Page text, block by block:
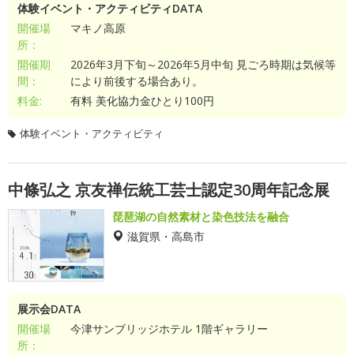
体験イベント・アクティビティDATA
開催場
所：
マキノ高原
開催期
間：
2026年3月下旬～2026年5月中旬 見ごろ時期は気候等
により前後する場合あり。
料金:
有料 美化協力金ひとり100円
体験イベント・アクティビティ
中條弘之 京友禅伝統工芸士認定30周年記念展
琵琶湖の自然素材と染色技法を融合
滋賀県・高島市
展示会DATA
開催場
所：
今津サンブリッジホテル 1階ギャラリー